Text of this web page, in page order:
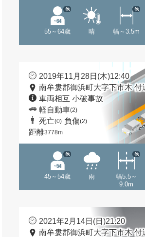
55～64歳
他
晴 幅～3.5m
他
2019年11月28日(木)12:40
南牟婁郡御浜町大字下市木 付
車両相互 小破事故
軽自動車(2)
死亡(0) 負傷(2)
距離3778m
45～54歳
他
雨
幅5.5～
9.0m
他
2021年2月14日(日)21:20
南牟婁郡御浜町大字下市木 付